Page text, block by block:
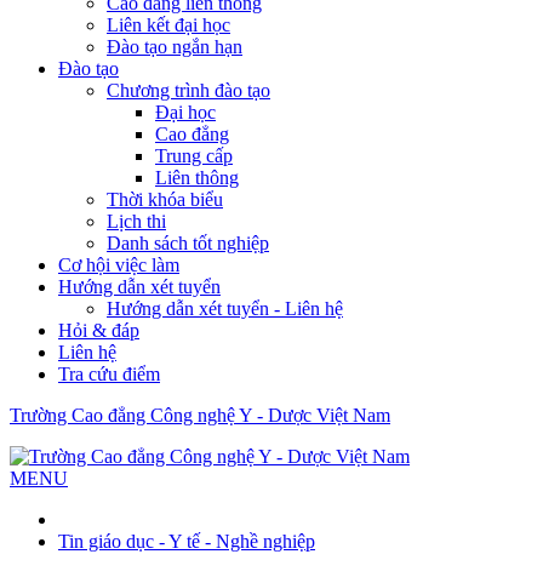
Liên kết đại học
Đào tạo ngắn hạn
Đào tạo
Chương trình đào tạo
Đại học
Cao đẳng
Trung cấp
Liên thông
Thời khóa biểu
Lịch thi
Danh sách tốt nghiệp
Cơ hội việc làm
Hướng dẫn xét tuyển
Hướng dẫn xét tuyển - Liên hệ
Hỏi & đáp
Liên hệ
Tra cứu điểm
Trường Cao đẳng Công nghệ Y - Dược Việt Nam
MENU
Tin giáo dục - Y tế - Nghề nghiệp